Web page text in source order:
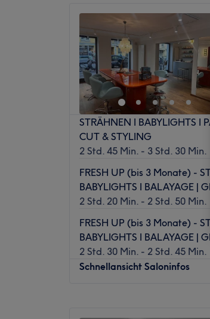
STRÄHNEN I BABYLIGHTS I
CUT & STYLING
2 Std. 45 Min. - 3 Std. 30 Min.
FRESH UP (bis 3 Monate) -
BABYLIGHTS I BALAYAGE |
2 Std. 20 Min. - 2 Std. 50 Min.
FRESH UP (bis 3 Monate) -
BABYLIGHTS I BALAYAGE |
2 Std. 30 Min. - 2 Std. 45 Min.
Schnellansicht Saloninfos